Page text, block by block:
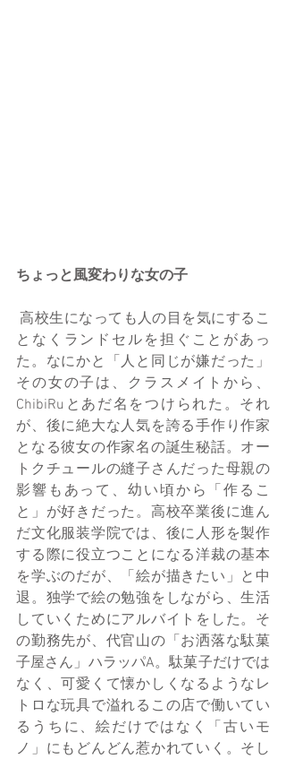
ちょっと風変わりな女の子
高校生になっても人の目を気にするこ
となくランドセルを担ぐことがあっ
た。なにかと「人と同じが嫌だった」
その女の子は、クラスメイトから、
ChibiRuとあだ名をつけられた。それ
が、後に絶大な人気を誇る手作り作家
となる彼女の作家名の誕生秘話。オー
トクチュールの縫子さんだった母親の
影響もあって、幼い頃から「作るこ
と」が好きだった。高校卒業後に進ん
だ文化服装学院では、後に人形を製作
する際に役立つことになる洋裁の基本
を学ぶのだが、「絵が描きたい」と中
退。独学で絵の勉強をしながら、生活
していくためにアルバイトをした。そ
の勤務先が、代官山の「お洒落な駄菓
子屋さん」ハラッパA。駄菓子だけでは
なく、可愛くて懐かしくなるようなレ
トロな玩具で溢れるこの店で働いてい
るうちに、絵だけではなく「古いモ
ノ」にもどんどん惹かれていく。そし